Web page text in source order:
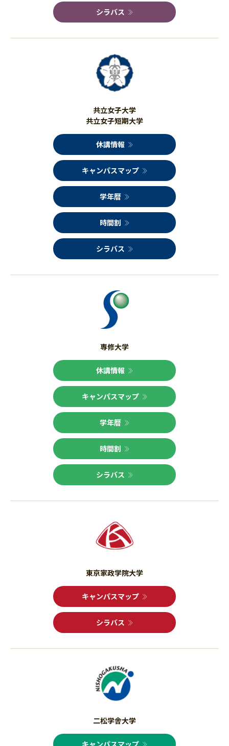
シラバス
共立女子大学
共立女子短期大学
休講情報
キャンパスマップ
学年暦
時間割
シラバス
専修大学
休講情報
キャンパスマップ
学年暦
時間割
シラバス
東京家政学院大学
キャンパスマップ
シラバス
二松学舎大学
キャンパスマップ